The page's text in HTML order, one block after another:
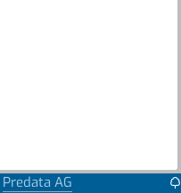
Predata AG